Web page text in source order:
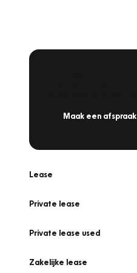
Maak een afspraak
Lease
Private lease
Private lease used
Zakelijke lease